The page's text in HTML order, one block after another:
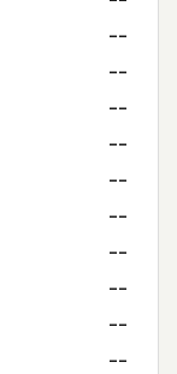
--
--
--
--
--
--
--
--
--
--